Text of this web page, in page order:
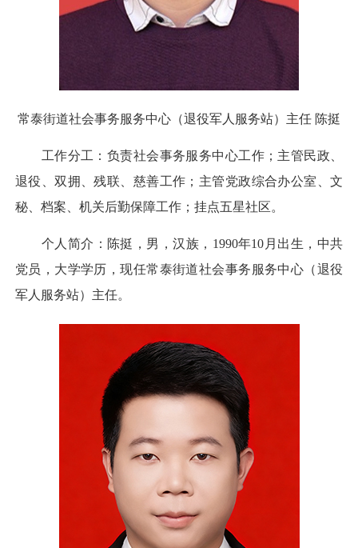
常泰街道社会事务服务中心（退役军人服务站）主任 陈挺
工作分工：负责社会事务服务中心工作；主管民政、
退役、双拥、残联、慈善工作；主管党政综合办公室、文
秘、档案、机关后勤保障工作；挂点五星社区。
个人简介：陈挺，男，汉族，1990年10月出生，中共
党员，大学学历，现任常泰街道社会事务服务中心（退役
军人服务站）主任。